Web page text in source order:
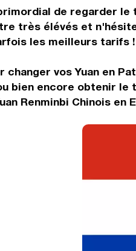
de regarder le
très élévés et
les meilleurs tarifs !
changer vos Yuan en
bien encore obtenir
Renminbi Chinois